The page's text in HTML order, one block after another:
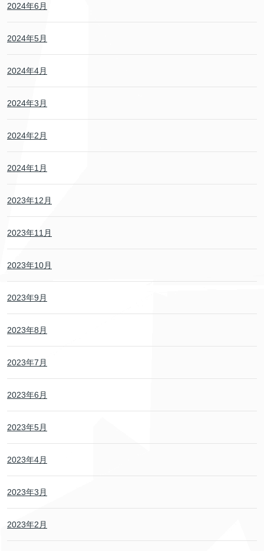
2024年6月
2024年5月
2024年4月
2024年3月
2024年2月
2024年1月
2023年12月
2023年11月
2023年10月
2023年9月
2023年8月
2023年7月
2023年6月
2023年5月
2023年4月
2023年3月
2023年2月